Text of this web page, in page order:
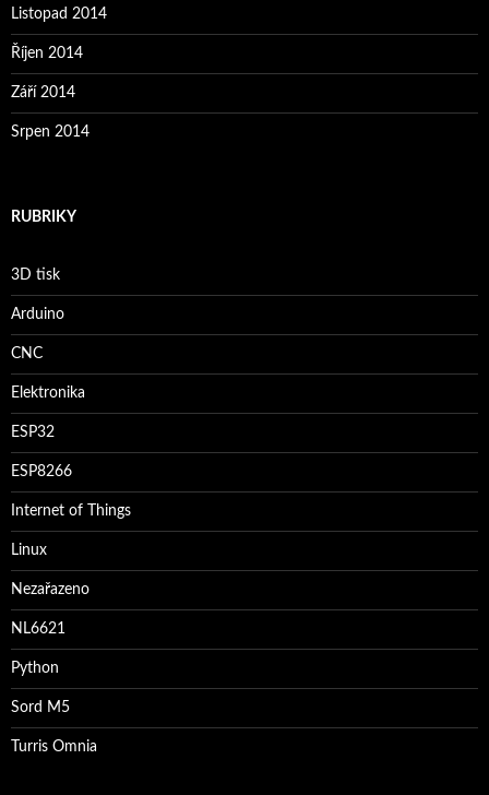
Listopad 2014
Říjen 2014
Září 2014
Srpen 2014
RUBRIKY
3D tisk
Arduino
CNC
Elektronika
ESP32
ESP8266
Internet of Things
Linux
Nezařazeno
NL6621
Python
Sord M5
Turris Omnia